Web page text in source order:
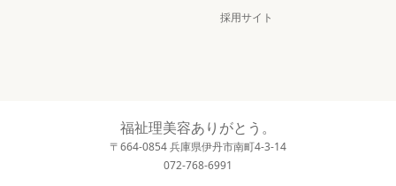
採用サイト
福祉理美容ありがとう。
〒664-0854 兵庫県伊丹市南町4-3-14
072-768-6991